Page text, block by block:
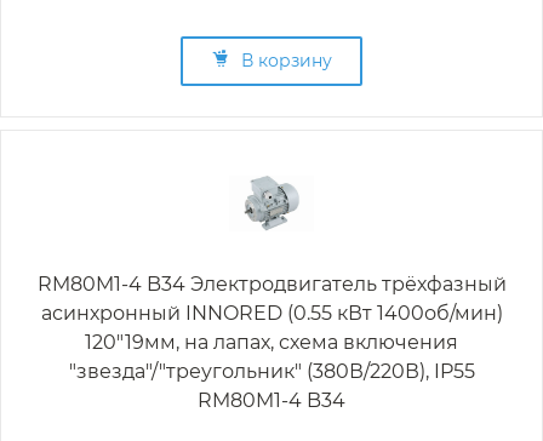
В корзину
RM80M1-4 B34 Электродвигатель трёхфазный
асинхронный INNORED (0.55 кВт 1400об/мин)
120"19мм, на лапах, схема включения
"звезда"/"треугольник" (380В/220В), IP55
RM80M1-4 B34